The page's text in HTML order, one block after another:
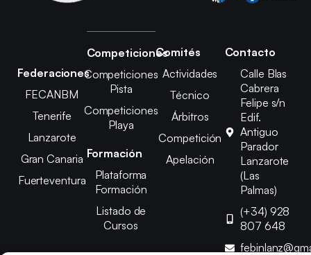
Federaciones
FECANBM
Tenerife
Lanzarote
Gran Canaria
Fuerteventura
Competiciones
Competiciones
Pista
Competiciones
Playa
Formación
Plataforma
Formación
Listado de
Cursos
Comités
Actividades
Técnico
Árbitros
Competición
Apelación
Contacto
Calle Blas
Cabrera
Felipe s/n
Edif.
Antiguo
Parador
Lanzarote
(Las
Palmas)
(+34) 928
807 648